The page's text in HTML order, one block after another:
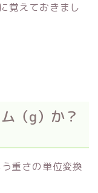
覚えておきまし
（g）か？
重さの単位変換